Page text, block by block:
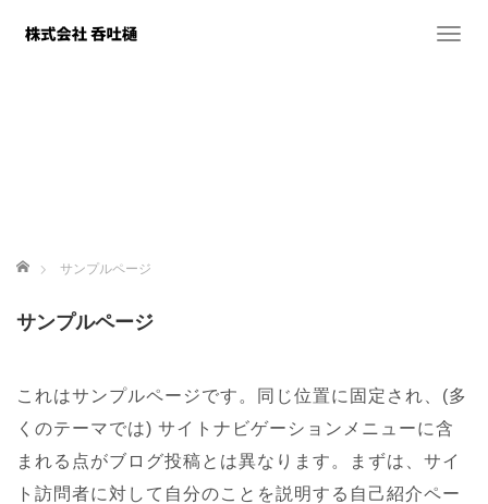
T
n
ホーム サンプルページ
サンプルページ
これはサンプルページです。同じ位置に固定され、(多
くのテーマでは) サイトナビゲーションメニューに含
まれる点がブログ投稿とは異なります。まずは、サイ
ト訪問者に対して自分のことを説明する自己紹介ペー